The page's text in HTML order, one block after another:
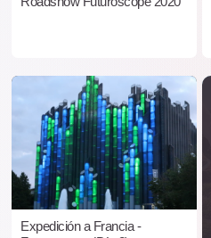
Expedición a Francia -